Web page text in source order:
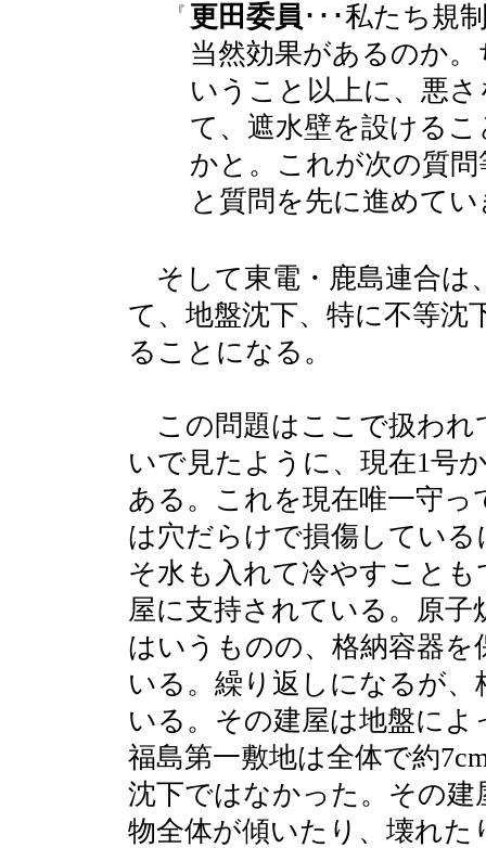
『 更田委員 ･･･私たち規
当然効果があるのか
いうこと以上に、悪
て、遮水壁を設ける
かと。これが次の質
と質問を先に進めて
そして東電・鹿島連合は
て、地盤沈下、特に不等
ることになる。
この問題はここで扱われ
いで見たように、現在1号
ある。これを現在唯一守
は穴だらけで損傷してい
そ水も入れて冷やすこと
屋に支持されている。原
はいうものの、格納容器
いる。繰り返しになるが
いる。その建屋は地盤に
福島第一敷地は全体で約
沈下ではなかった。その
物全体が傾いたり、壊れた